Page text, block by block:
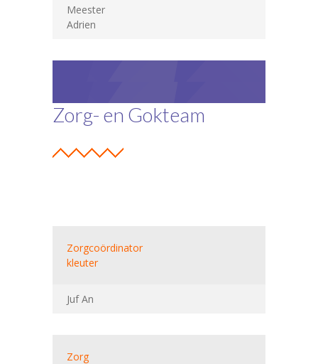
Meester
Adrien
Zorg- en Gokteam
Zorgcoördinator
kleuter
Juf An
Zorg